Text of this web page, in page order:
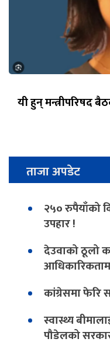
यी हुन् मन्त्रीपरिषद
ताजा अपडेट
२५० रुपैयाँको
उपहार !
देउवाको ठूलो
कांग्रेसमा फेरि
स्वास्थ्य
पौडेलको